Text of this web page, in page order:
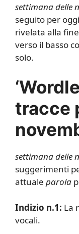
settimana delle
seguito per oggi
rivelata alla
verso il basso
solo.
tracce
settimana delle
suggerimenti
attuale parola
Indizio n.1: La
vocali.